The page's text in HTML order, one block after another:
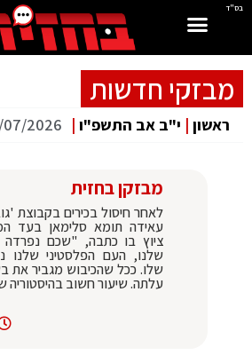
בס"ד
מבזקי חדשות
ראשון | י"ב אב התשפ"ו |
2026
מבזקן בחזית
לאחר חיסול בכירים בקבוצת
עאידה תומא סלימאן בעד
ציוץ בו כתבה, "שכם נפרדה
שלנו, העם הפלסטיני שלנו
שלו. ככל שהכיבוש מגביר את
עלתה. שיעור חשוב בהיסטוריה